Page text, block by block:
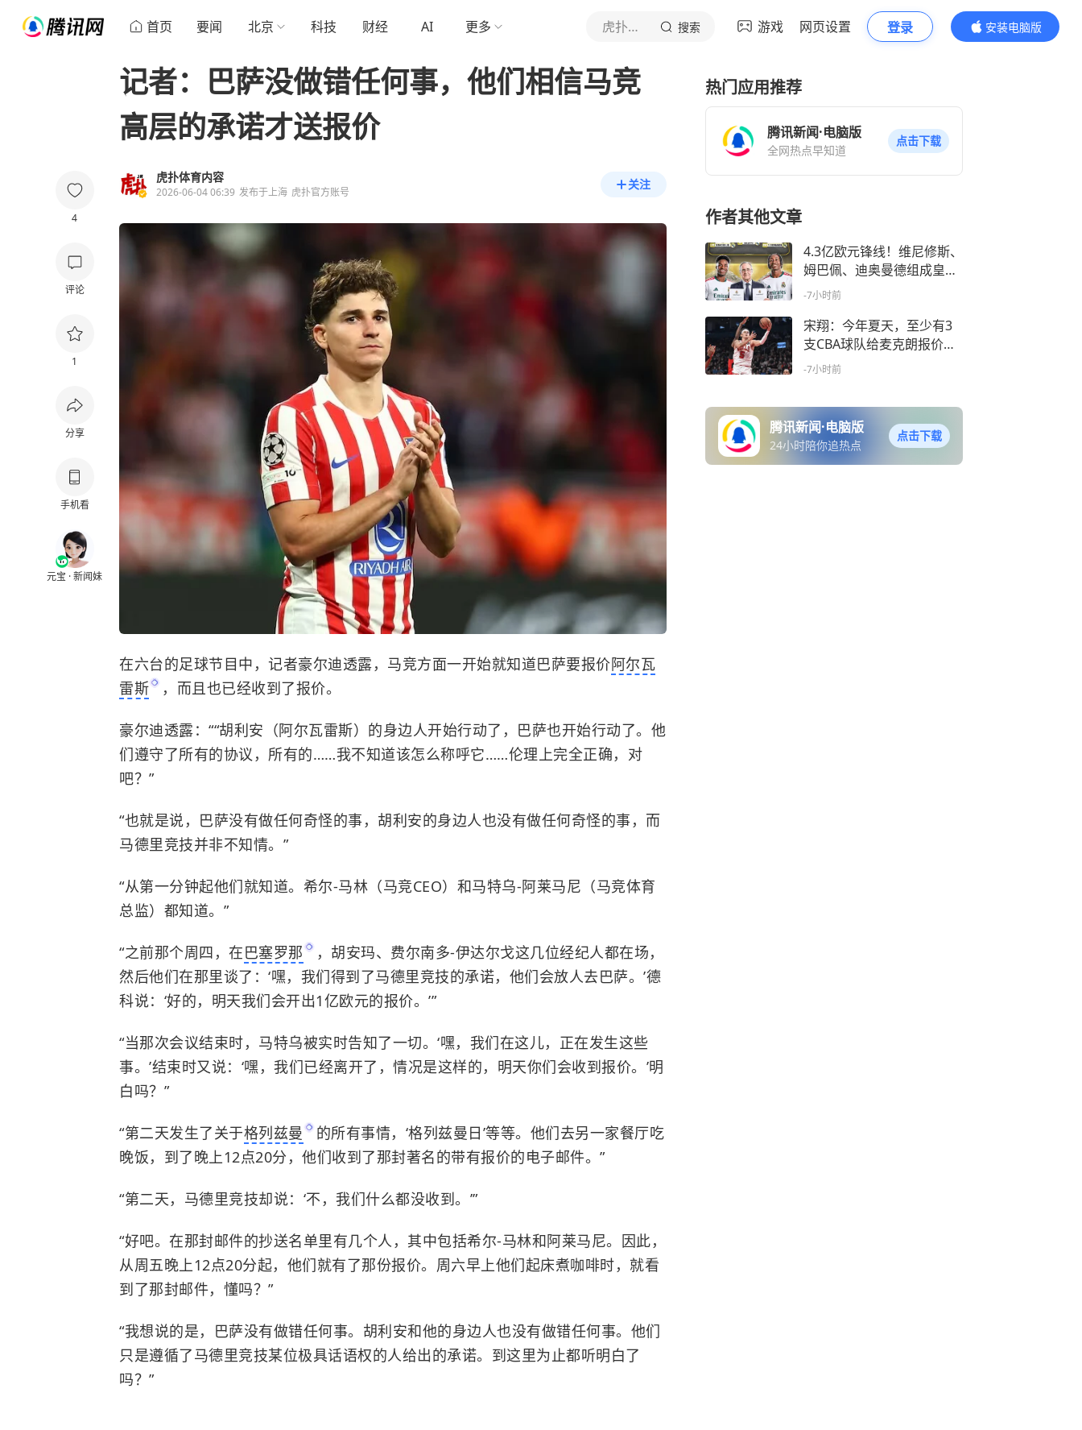
首页 要闻 北京 科技 财经 AI 更多 虎扑体育内容 搜索 游戏 网页设置 登录
安装电脑版
内容更精彩
4
评论
1
分享
手机看
元宝 · 新闻妹
记者：巴萨没做错任何事，他们相信马竞
高层的承诺才送报价
虎扑体育内容
2026-06-04 06:39 发布于上海 虎扑官方账号
关注
在六台的足球节目中，记者豪尔迪透露，马竞方面一开始就知道巴萨要报价阿尔瓦
雷斯
，而且也已经收到了报价。
豪尔迪透露：““胡利安（阿尔瓦雷斯）的身边人开始行动了，巴萨也开始行动了。他
们遵守了所有的协议，所有的……我不知道该怎么称呼它……伦理上完全正确，对
吧？”
“也就是说，巴萨没有做任何奇怪的事，胡利安的身边人也没有做任何奇怪的事，而
马德里竞技并非不知情。”
“从第一分钟起他们就知道。希尔-马林（马竞CEO）和马特乌-阿莱马尼（马竞体育
总监）都知道。”
“之前那个周四，在巴塞罗那
，胡安玛、费尔南多-伊达尔戈这几位经纪人都在场，
然后他们在那里谈了：‘嘿，我们得到了马德里竞技的承诺，他们会放人去巴萨。’德
科说：‘好的，明天我们会开出1亿欧元的报价。’”
“当那次会议结束时，马特乌被实时告知了一切。‘嘿，我们在这儿，正在发生这些
事。’结束时又说：‘嘿，我们已经离开了，情况是这样的，明天你们会收到报价。’明
白吗？”
“第二天发生了关于格列兹曼
的所有事情，‘格列兹曼日’等等。他们去另一家餐厅吃
晚饭，到了晚上12点20分，他们收到了那封著名的带有报价的电子邮件。”
“第二天，马德里竞技却说：‘不，我们什么都没收到。’”
“好吧。在那封邮件的抄送名单里有几个人，其中包括希尔-马林和阿莱马尼。因此，
从周五晚上12点20分起，他们就有了那份报价。周六早上他们起床煮咖啡时，就看
到了那封邮件，懂吗？”
“我想说的是，巴萨没有做错任何事。胡利安和他的身边人也没有做错任何事。他们
只是遵循了马德里竞技某位极具话语权的人给出的承诺。到这里为止都听明白了
吗？”
热门应用推荐
腾讯新闻·电脑版
全网热点早知道
点击下载
作者其他文章
4.3亿欧元锋线！维尼修斯、
姆巴佩、迪奥曼德组成皇马
三叉戟
-7小时前
宋翔：今年夏天，至少有3
支CBA球队给麦克朗报价合
同
-7小时前
腾讯新闻·电脑版
24小时陪你追热点
点击下载